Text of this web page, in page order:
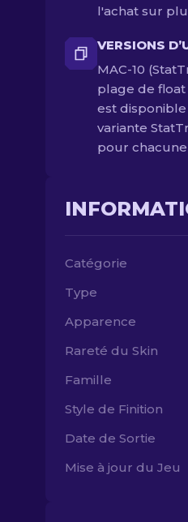
l'achat sur
VERSIONS
MAC-10
plage de float
est
variante
pour
Catégorie
Type
Apparence
Rareté du Skin
Famille
Style de Finition
Date de Sortie
Mise à jour du Jeu